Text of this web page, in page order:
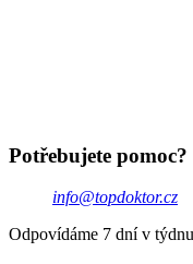
Potřebujete pomoc?
info@topdoktor.cz
Odpovídáme 7 dní v